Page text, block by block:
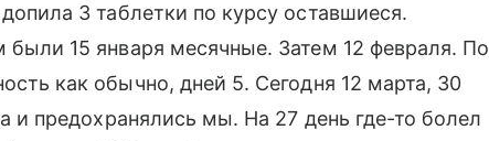
3 таблетки по курсу оставшиеся.
15 января месячные. Затем 12 февраля. По
как обычно, дней 5. Сегодня 12 марта, 30
и предохранялись мы. На 27 день где-то болел